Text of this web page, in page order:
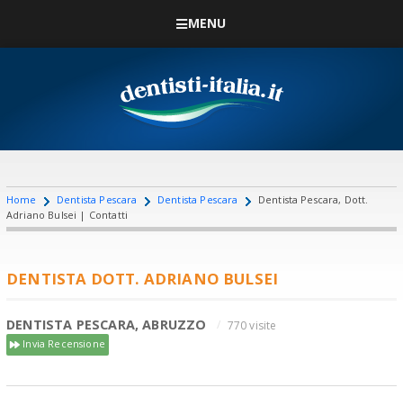
MENU
Home Dentista Pescara Dentista Pescara
Dentista Pescara, Dott.
Adriano Bulsei | Contatti
DENTISTA DOTT. ADRIANO BULSEI
DENTISTA PESCARA, ABRUZZO 770 visite
Invia Recensione